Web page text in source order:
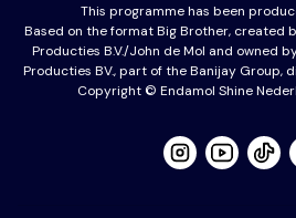
This programme has been
Based on the format Big Brother, created
Producties B.V./John de Mol and owned
Producties BV., part of the Banijay Group,
Copyright © Endamol Shine